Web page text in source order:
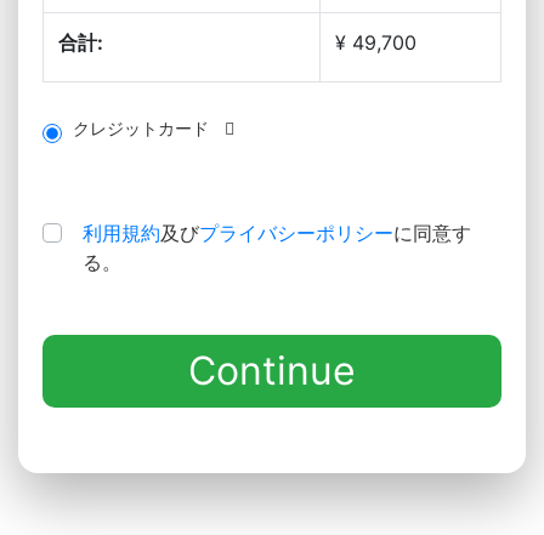
合計: ¥ 49,700
クレジットカード
利用規約及びプライバシーポリシーに同意す
る。
Continue